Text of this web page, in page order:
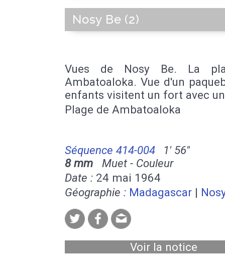
Nosy Be (2)
Vues de Nosy Be. La
Ambatoaloka. Vue d'un
enfants visitent un fort avec
Plage de Ambatoaloka
Séquence 414-004
1' 56''
8 mm Muet - Couleur
Date : 24 mai 1964
Géographie : Madagascar |
Voir la notice